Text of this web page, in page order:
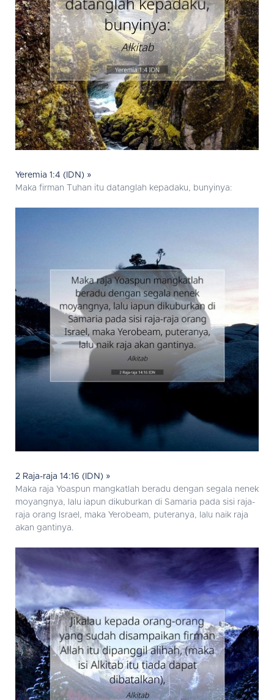
Yeremia 1:4 (IDN) »
Maka firman Tuhan itu datanglah kepadaku, bunyinya:
2 Raja-raja 14:16 (IDN) »
Maka raja Yoaspun mangkatlah beradu dengan segala nenek
moyangnya, lalu iapun dikuburkan di Samaria pada sisi raja-
raja orang Israel, maka Yerobeam, puteranya, lalu naik raja
akan gantinya.